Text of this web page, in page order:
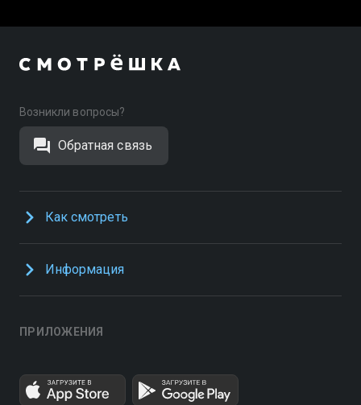
Возникли вопросы?
Обратная связь
Как смотреть
Информация
ПРИЛОЖЕНИЯ